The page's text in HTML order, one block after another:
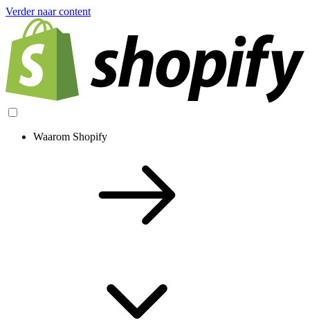
Verder naar content
Waarom Shopify